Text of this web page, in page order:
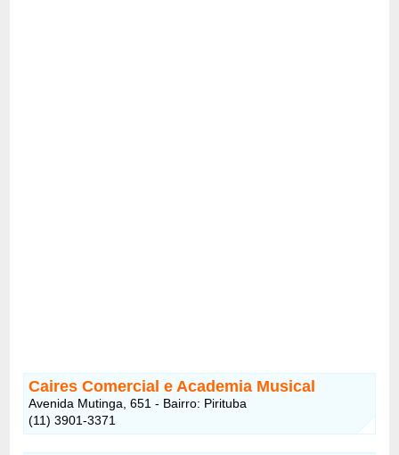
Caires Comercial e Academia Musical
Avenida Mutinga, 651 - Bairro: Pirituba
(11) 3901-3371